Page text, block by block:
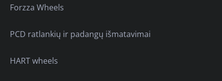
Forzza Wheels
PCD ratlankių ir padangų išmatavimai
HART wheels